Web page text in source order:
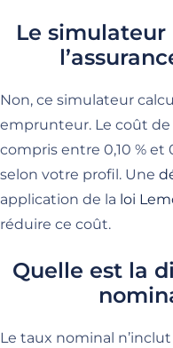
Le
Non, ce simulateur
emprunteur. Le coût de
compris entre 0,10 % et
selon votre profil. Une
application de la loi
réduire ce coût.
Quelle est la
Le taux nominal